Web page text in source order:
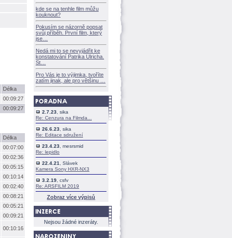
Délka
00:09:27
00:09:27
Délka
00:07:00
00:02:36
00:05:15
00:10:14
00:02:40
00:08:21
00:05:21
00:09:21
00:10:16
kde se na tenhle film můžu
kouknout?
Pokusím se názorně popsat
svůj příběh. První film, který
jse
Nedá mi to se nevyjádřit ke
konstatování Patrika Ulricha.
St
Pro Vás je to výjimka, tvoříte
zatím jinak, ale pro většinu
2.7.23 , sika
Re: Cenzura na Filmda...
26.6.23 , sika
Re: Editace sdružení
23.4.23 , mesrsmid
Re: lepidlo
22.4.21
, Slávek
Kamera Sony HXR-NX3
3.2.19 , csfv
Re: ARSFILM 2019
Zobraz více výpisů
Nejsou žádné inzeráty.